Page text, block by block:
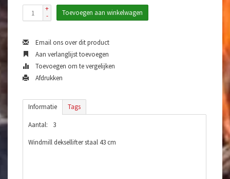
+
-
Toevoegen aan winkelwagen
Email ons over dit product
Aan verlanglijst toevoegen
Toevoegen om te vergelijken
Afdrukken
Informatie Tags
Aantal:
3
Windmill deksellifter staal 43 cm